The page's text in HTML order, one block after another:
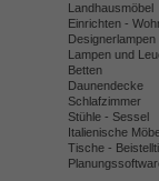
Landhausmöbel
Einrichten -
Designerlampen
Lampen und
Betten
Daunendecke
Schlafzimmer
Stühle - Sessel
Italienische
Tische -